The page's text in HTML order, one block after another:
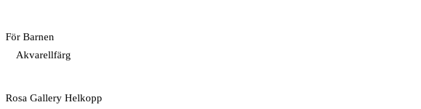
För Barnen
Akvarellfärg
Rosa Gallery Helkopp